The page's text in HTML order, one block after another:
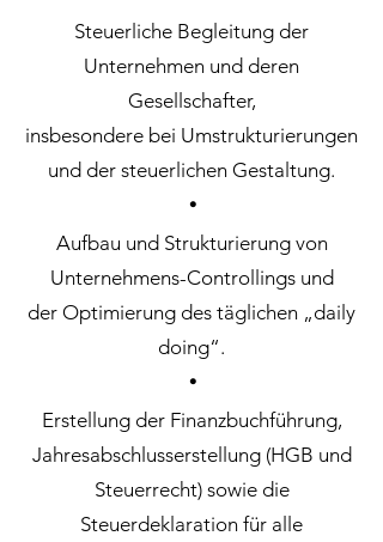
Steuerliche Begleitung der
Unternehmen und deren
Gesellschafter,
insbesondere bei Umstrukturierungen
und der steuerlichen Gestaltung.
・
Aufbau und Strukturierung von
Unternehmens-Controllings und
der Optimierung des täglichen „daily
doing“.
・
Erstellung der Finanzbuchführung,
Jahresabschlusserstellung (HGB und
Steuerrecht) sowie die
Steuerdeklaration für alle